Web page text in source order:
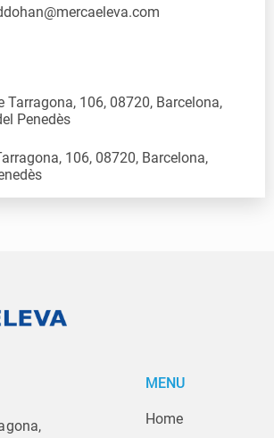
Tarragona, 106, 08720, Barcelona,
Penedès
MENU
Home